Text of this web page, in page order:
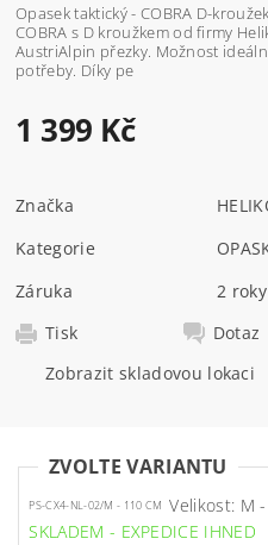
Opasek taktický - COBRA D-kroužek - FX45
COBRA s D kroužkem od firmy
AustriAlpin přezky. Možnost
potřeby. Díky pe
1 399 Kč
Značka
Kategorie
Záruka
2 roky
Tisk
Dotaz
Zobrazit skladovou lokaci
ZVOLTE VARIANTU
PS-CX4-NL-02/M - 110 CM
Velikost: M
SKLADEM - EXPEDICE IHNED